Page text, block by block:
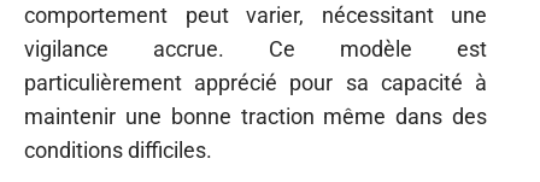
comportement peut varier, nécessitant une
vigilance accrue. Ce modèle est
particulièrement apprécié pour sa capacité à
maintenir une bonne traction même dans des
conditions difficiles.